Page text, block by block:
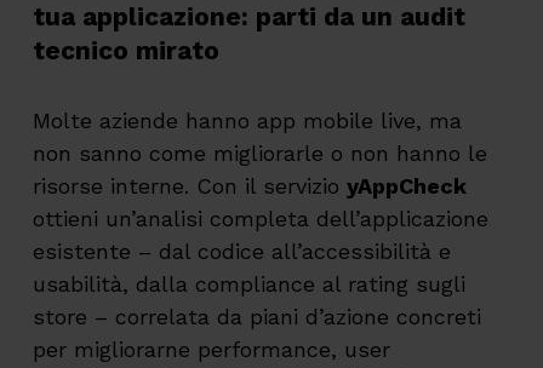
tua applicazione: parti da un audit
tecnico mirato
Molte aziende hanno app mobile live, ma
non sanno come migliorarle o non hanno le
risorse interne. Con il servizioyAppCheck
ottieni un’analisi completa dell’applicazione
esistente – dal codice all’accessibilità e
usabilità, dalla compliance al rating sugli
store – correlata da piani d’azione concreti
per migliorarne performance, user